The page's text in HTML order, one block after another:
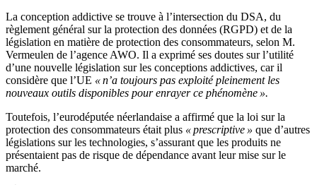
La conception addictive se trouve à l’intersection du DSA, du
règlement général sur la protection des données (RGPD) et de la
législation en matière de protection des consommateurs, selon M.
Vermeulen de l’agence AWO. Il a exprimé ses doutes sur l’utilité
d’une nouvelle législation sur les conceptions addictives, car il
considère que l’UE « n’a toujours pas exploité pleinement les
nouveaux outils disponibles pour enrayer ce phénomène ».
Toutefois, l’eurodéputée néerlandaise a affirmé que la loi sur la
protection des consommateurs était plus « prescriptive » que d’autres
législations sur les technologies, s’assurant que les produits ne
présentaient pas de risque de dépendance avant leur mise sur le
marché.